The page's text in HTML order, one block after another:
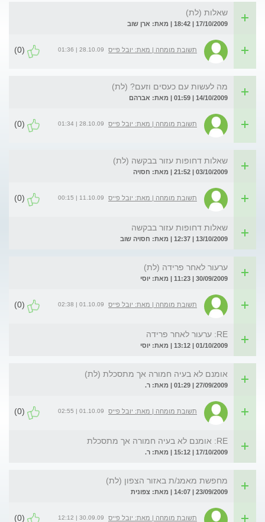
שאלות (לת)
17/10/2009 | 18:42 | מאת: ארן שוב
תשובת מומחה | מאת: יובל פייס 28.10.09 | 01:36
(0)
מה לעשות עם כעסים וזעם? (לת)
14/10/2009 | 01:59 | מאת: אברהם
תשובת מומחה | מאת: יובל פייס 28.10.09 | 01:34
(0)
שאלות דחופות עזור בבקשה (לת)
03/10/2009 | 21:52 | מאת: חסויה
תשובת מומחה | מאת: יובל פייס 11.10.09 | 00:15
(0)
שאלות דחופות עזור בבקשה
13/10/2009 | 12:37 | מאת: חסויה שוב
ערעור לאחר פרידה (לת)
30/09/2009 | 11:23 | מאת: יוסי
תשובת מומחה | מאת: יובל פייס 01.10.09 | 02:38
(0)
RE: ערעור לאחר פרידה
01/10/2009 | 13:12 | מאת: יוסי
אומנם לא בעיה חמורה אך מתסכלת (לת)
27/09/2009 | 01:29 | מאת: ר.
תשובת מומחה | מאת: יובל פייס 01.10.09 | 02:55
(0)
RE: אומנם לא בעיה חמורה אך מתסכלת
17/10/2009 | 15:12 | מאת: ר.
מחפשת מאמנ/ת באזור הצפון (לת)
23/09/2009 | 14:07 | מאת: צפונית
תשובת מומחה | מאת: יובל פייס 30.09.09 | 12:12
(0)